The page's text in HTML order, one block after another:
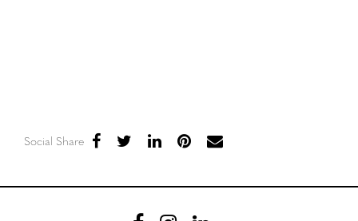
Social Share